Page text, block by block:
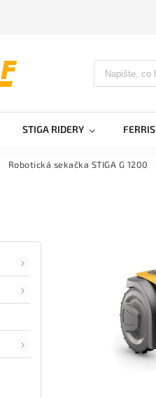
STIGA RIDERY FERRIS
Robotická sekačka STIGA G 1200